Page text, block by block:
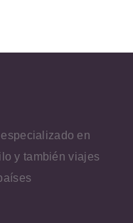
en
y también viajes